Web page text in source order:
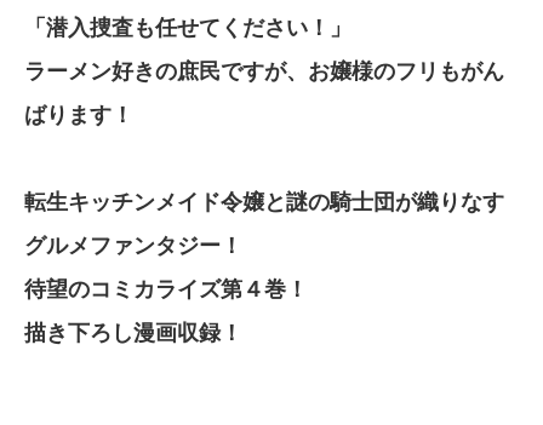
「潜入捜査も任せてください！」
ラーメン好きの庶民ですが、お嬢様のフリもがん
ばります！
転生キッチンメイド令嬢と謎の騎士団が織りなす
グルメファンタジー！
待望のコミカライズ第４巻！
描き下ろし漫画収録！